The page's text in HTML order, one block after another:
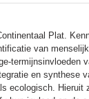
Plat.
van
termijnsinvloeden
en synthese
ecologisch. Hieruit